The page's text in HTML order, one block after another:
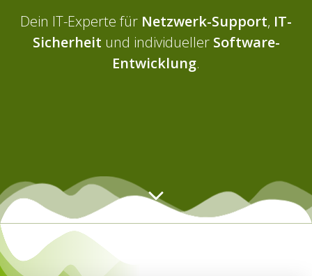
Dein IT-Experte für Netzwerk-Support, IT-
Sicherheit und individueller Software-
Entwicklung.